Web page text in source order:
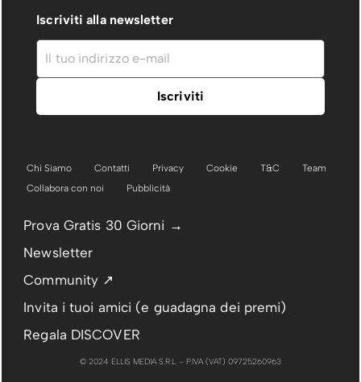
Iscriviti alla newsletter
Chi Siamo Contatti Privacy Cookie T&C
Team
Collabora con noi
Pubblicità
Prova Gratis 30 Giorni →
Newsletter
Community ↗
Invita i tuoi amici (e guadagna dei premi)
Regala DISCOVER
© 2024 ELLIS MEDIA S.R.L. - P.IVA (VAT) 09725260963